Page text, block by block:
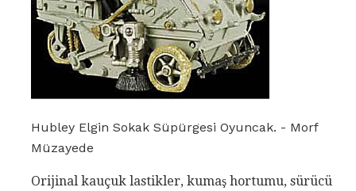
Hubley Elgin Sokak Süpürgesi Oyuncak. - Morf
Müzayede
Orijinal kauçuk lastikler, kumaş hortumu, sürücü